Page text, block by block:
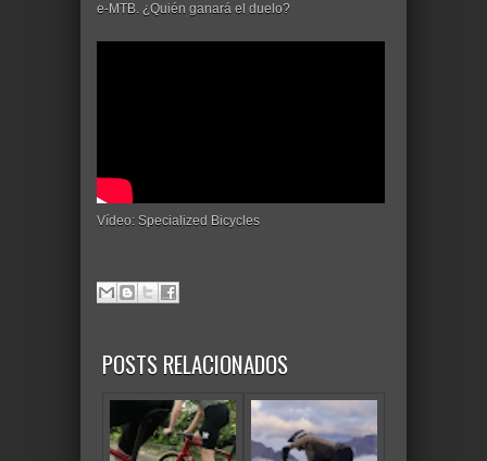
e-MTB. ¿Quién ganará el duelo?
Vídeo: Specialized Bicycles
POSTS RELACIONADOS